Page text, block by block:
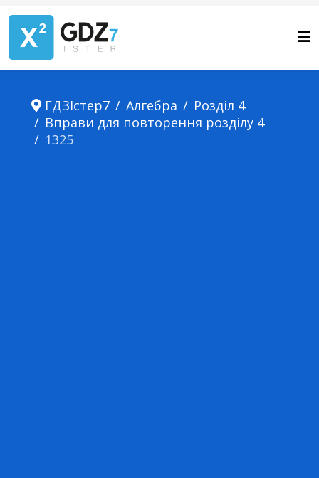
ГДЗІстер7 Алгебра
Розділ 4
Вправи для повторення розділу 4
1325